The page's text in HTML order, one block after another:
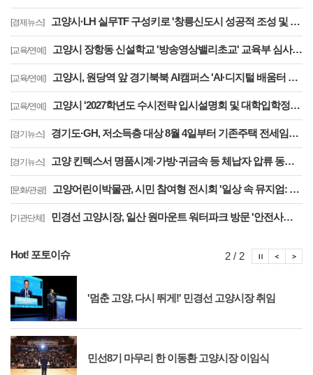
[경제뉴스] 고양시·LH 실무TF 구성키로 '창릉신도시 성공적 조성 및 자족기능 강화 협력'
[교육/연예] 고양시 장항동 신설학교 '방송영상밸리초교' 교육부 심사 통과··2030년 개교
[교육/연예] 고양시, 원당역 앞 경기북북 AI캠퍼스 'AI·디지털 배움터 체험존' 12월까지 운영
[교육/연예] 고양시 '2027학년도 수시전략 입시설명회 및 대학입학정보박람회' 8일 개최
[경기뉴스] 경기도·GH, 저소득층 대상 8월 4일부터 기존주택 전세임대 입주자 상시 모집
[경기뉴스] 고양 킨텍스서 명품시계·가방·귀금속 등 체납자 압류 동산 620점 공개 경매
[문화/관광] 고양어린이박물관, 시민 참여형 전시회 '일상 속 뮤지엄: 잠시, 마음' 8월 개최
[기관단체] 민경선 고양시장, 일산 원마운트 워터파크 방문 '안전사고 방지 대책 점검'
Hot! 포토이슈
'멈춘 고양, 다시 뛰게!' 민경선 고양시장 취임
민선8기 마무리 한 이동환 고양시장 이임식
2 / 2 포
포토이